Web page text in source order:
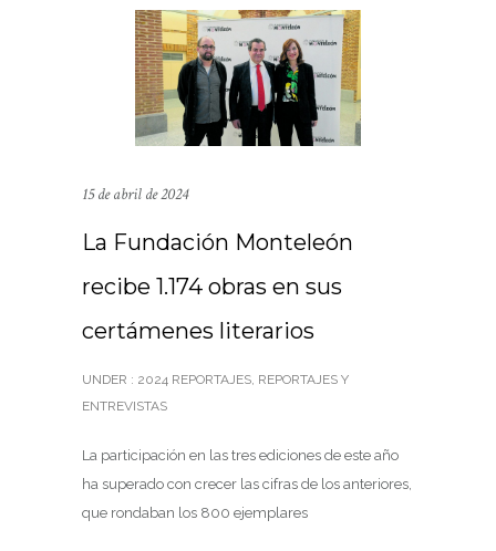
15 de abril de 2024
La Fundación Monteleón
recibe 1.174 obras en sus
certámenes literarios
UNDER : 2024 REPORTAJES, REPORTAJES Y
ENTREVISTAS
La participación en las tres ediciones de este año
ha superado con crecer las cifras de los anteriores,
que rondaban los 800 ejemplares